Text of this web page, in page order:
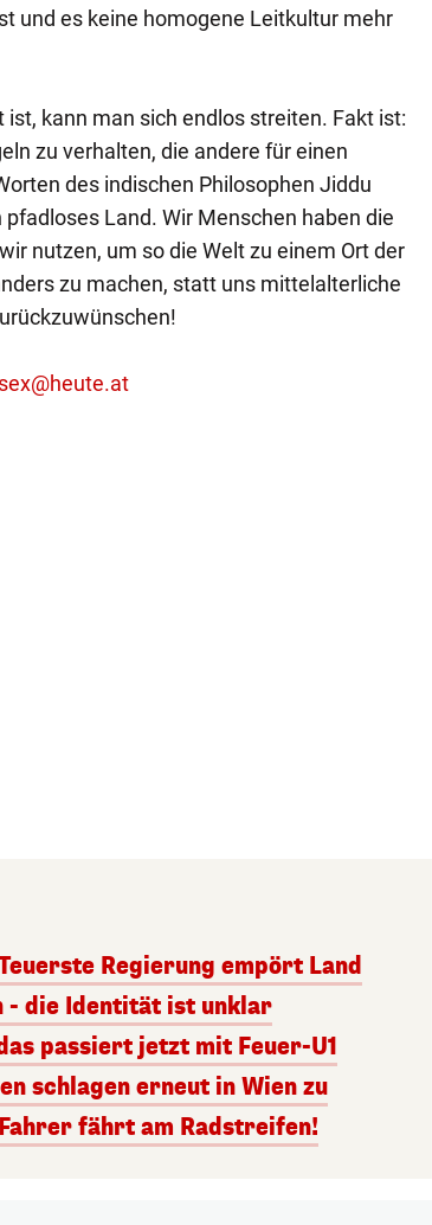
und es keine homogene Leitkultur mehr
ist, kann man sich endlos streiten. Fakt ist:
zu verhalten, die andere für einen
des indischen Philosophen Jiddu
Land. Wir Menschen haben die
nutzen, um so die Welt zu einem Ort der
zu machen, statt uns mittelalterliche
Regierung empört Land
- die Identität ist unklar
passiert jetzt mit Feuer-U1
schlagen erneut in Wien zu
fährt am Radstreifen!